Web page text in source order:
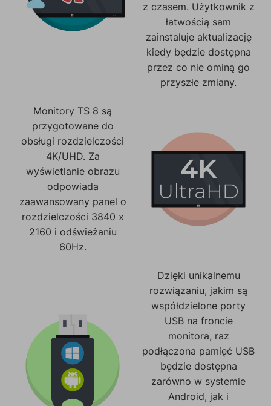
z czasem. Użytkownik z
łatwością sam
zainstaluje aktualizację
kiedy będzie dostępna
przez co nie ominą go
przyszłe zmiany.
Monitory TS 8 są
przygotowane do
obsługi rozdzielczości
4K/UHD. Za
wyświetlanie obrazu
odpowiada
zaawansowany panel o
rozdzielczości 3840 x
2160 i odświeżaniu
60Hz.
Dzięki unikalnemu
rozwiązaniu, jakim są
współdzielone porty
USB na froncie
monitora, raz
podłączona pamięć USB
będzie dostępna
zarówno w systemie
Android, jak i